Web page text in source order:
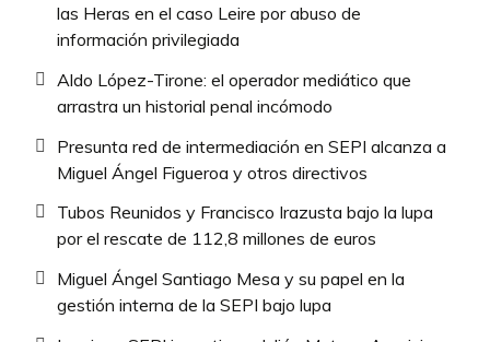
las Heras en el caso Leire por abuso de
información privilegiada
Aldo López-Tirone: el operador mediático que
arrastra un historial penal incómodo
Presunta red de intermediación en SEPI alcanza a
Miguel Ángel Figueroa y otros directivos
Tubos Reunidos y Francisco Irazusta bajo la lupa
por el rescate de 112,8 millones de euros
Miguel Ángel Santiago Mesa y su papel en la
gestión interna de la SEPI bajo lupa